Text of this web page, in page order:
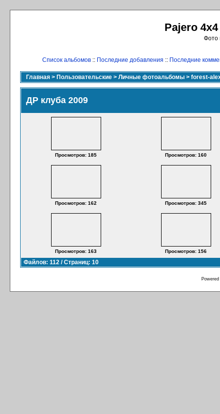
Pajero
Фото
Список альбомов :: Последние добавления :: Последние
Главная > Пользовательские > Личные фотоальбомы > forest-
ДР клуба 2009
Просмотров: 185 Просмотров: 160
Просмотров: 162 Просмотров: 345
Просмотров: 163 Просмотров: 156
Файлов: 112 / Страниц: 10